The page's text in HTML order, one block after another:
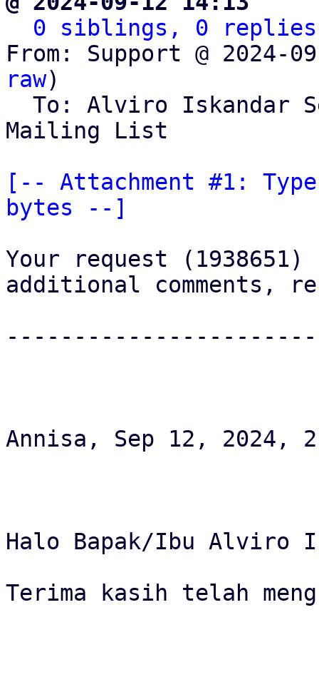
0 siblings, 0 replies;
From: Support @ 2024-
raw)
To: Alviro Iskandar
Mailing List
[-- Attachment #1:
bytes --]
Your request (1938651)
additional comments,
Annisa, Sep 12, 2024,
Halo Bapak/Ibu Alviro
Terima kasih telah